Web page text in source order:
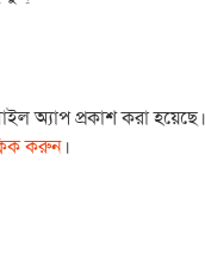
অ্যাপ প্রকাশ করা
করুন।